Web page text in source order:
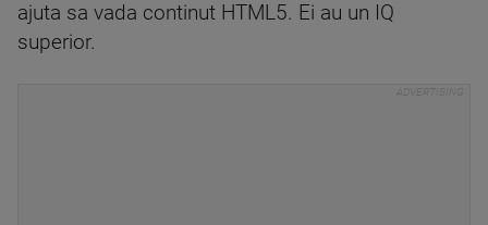
ajuta sa vada continut HTML5. Ei au un IQ
superior.